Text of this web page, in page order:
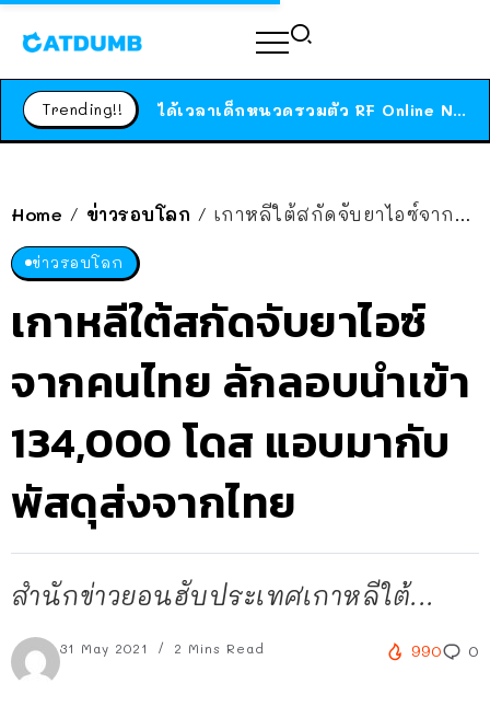
Trending!! ได้เวลาเด็กหนวดรวมตัว RF Online Next เปิดให้เล่นแล้ว เกม Sci-Fi MMORPG ระดับตำนาน เล่นได้ทั้งมือถือและ PC
Home / ข่าวรอบโลก / เกาหลีใต้สกัดจับยาไอซ์จากคนไทย ลักลอบนำเข้า 134,000 โดส แอบมากับพัสดุส่งจากไทย
ข่าวรอบโลก
เกาหลีใต้สกัดจับยาไอซ์
จากคนไทย ลักลอบนำเข้า
134,000 โดส แอบมากับ
พัสดุส่งจากไทย
สำนักข่าวยอนฮับประเทศเกาหลีใต้...
31 May 2021 2 Mins Read 990 0